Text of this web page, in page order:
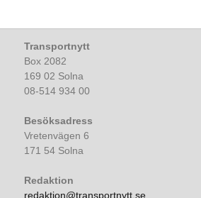
Transportnytt
Box 2082
169 02 Solna
08-514 934 00
Besöksadress
Vretenvägen 6
171 54 Solna
Redaktion
redaktion@transportnytt.se